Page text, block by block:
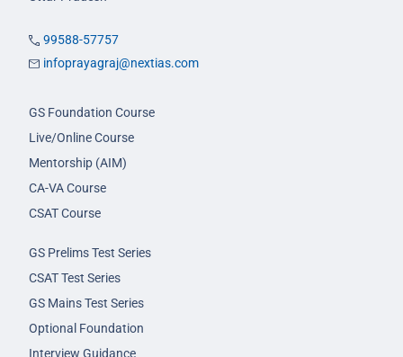
99588-57757
infoprayagraj@nextias.com
GS Foundation Course
Live/Online Course
Mentorship (AIM)
CA-VA Course
CSAT Course
GS Prelims Test Series
CSAT Test Series
GS Mains Test Series
Optional Foundation
Interview Guidance